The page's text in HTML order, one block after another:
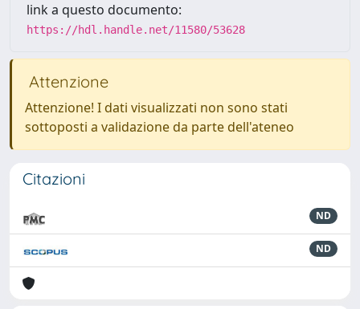
link a questo documento:
https://hdl.handle.net/11580/53628
Attenzione
Attenzione! I dati visualizzati non sono stati
sottoposti a validazione da parte dell'ateneo
Citazioni
ND
ND